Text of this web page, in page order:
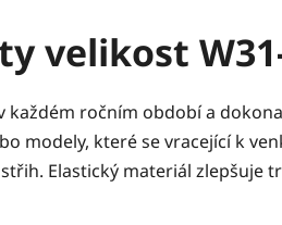
velikost
každém ročním období a
modely, které se vracející k
Elastický materiál